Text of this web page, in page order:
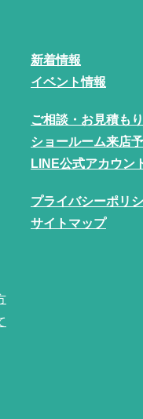
新着情報
イベント情報
ご相談・お見積もり
ショールーム来店
LINE公式アカウン
プライバシーポリ
サイトマップ